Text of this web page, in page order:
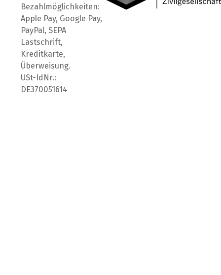
Bezahlmöglichkeiten:
Apple Pay, Google Pay,
PayPal, SEPA
Lastschrift,
Kreditkarte,
Überweisung.
USt-IdNr.:
DE370051614